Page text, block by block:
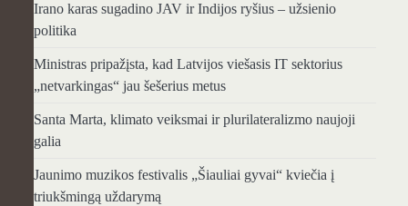
Irano karas sugadino JAV ir Indijos ryšius – užsienio
politika
Ministras pripažįsta, kad Latvijos viešasis IT sektorius
„netvarkingas“ jau šešerius metus
Santa Marta, klimato veiksmai ir plurilateralizmo naujoji
galia
Jaunimo muzikos festivalis „Šiauliai gyvai“ kviečia į
triukšmingą uždarymą